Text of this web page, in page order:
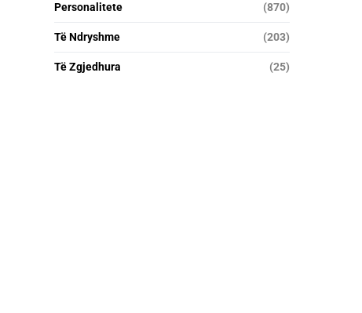
Personalitete (870)
Të Ndryshme (203)
Të Zgjedhura (25)